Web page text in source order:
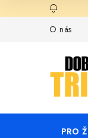
na
O nás
PRO